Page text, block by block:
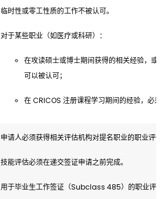
临时性或零工性质的工作不被认可。
对于某些职业（如医疗或科研）：
在攻读硕士或博士期间获得的相关经验，或
可以被认可；
在 CRICOS 注册课程学习期间的经验，必须
申请人必须获得相关评估机构对提名职业的职业评估
技能评估必须在递交签证申请之前完成。
用于毕业生工作签证（Subclass 485）的职业评估